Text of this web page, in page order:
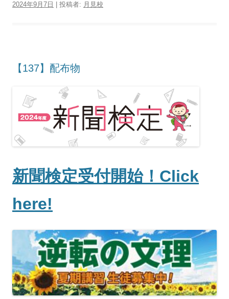
2024年9月7日
投稿者: 月見校
【137】配布物
新聞検定受付開始！Click
here!